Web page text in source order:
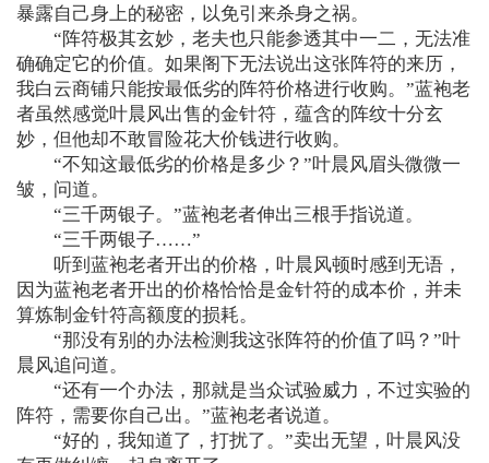
暴露自己身上的秘密，以免引来杀身之祸。
“阵符极其玄妙，老夫也只能参透其中一二，无法准
确确定它的价值。如果阁下无法说出这张阵符的来历，
我白云商铺只能按最低劣的阵符价格进行收购。”蓝袍老
者虽然感觉叶晨风出售的金针符，蕴含的阵纹十分玄
妙，但他却不敢冒险花大价钱进行收购。
“不知这最低劣的价格是多少？”叶晨风眉头微微一
皱，问道。
“三千两银子。”蓝袍老者伸出三根手指说道。
“三千两银子……”
听到蓝袍老者开出的价格，叶晨风顿时感到无语，
因为蓝袍老者开出的价格恰恰是金针符的成本价，并未
算炼制金针符高额度的损耗。
“那没有别的办法检测我这张阵符的价值了吗？”叶
晨风追问道。
“还有一个办法，那就是当众试验威力，不过实验的
阵符，需要你自己出。”蓝袍老者说道。
“好的，我知道了，打扰了。”卖出无望，叶晨风没